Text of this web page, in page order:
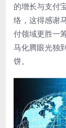
的增长与支付
络，这得感谢
付领域更胜一
马化腾眼光独
饼。